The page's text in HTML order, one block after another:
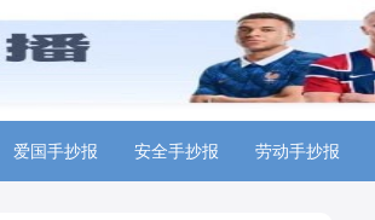
爱国手抄报 安全手抄报 劳动手抄报